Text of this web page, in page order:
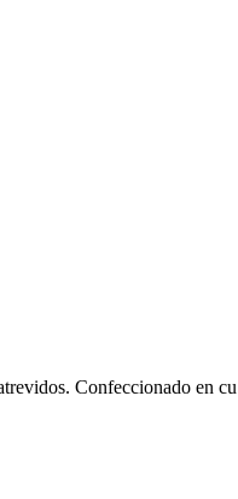
Confeccionado en cu